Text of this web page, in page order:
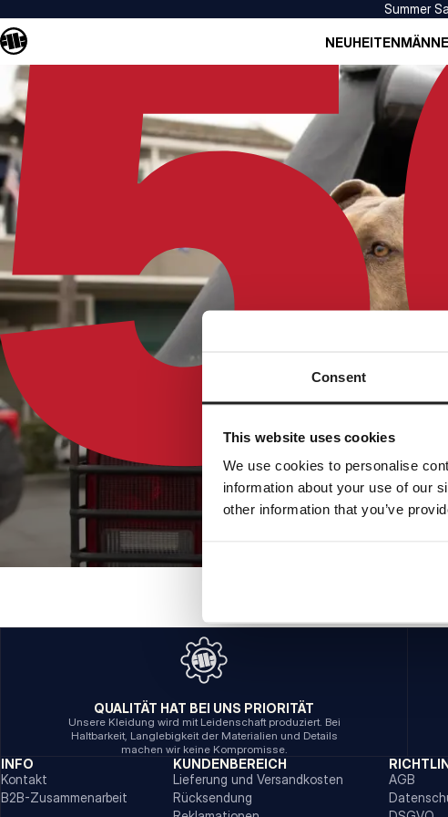
Consent
This website uses cookies
We use cookies to personalise
information about your use of our
other information that you’ve
Summer
NEUHEITEN
QUALITÄT HAT BEI UNS PRIORITÄT
Unsere Kleidung wird mit Leidenschaft produziert. Bei
Haltbarkeit, Langlebigkeit der Materialien und Details
machen wir keine Kompromisse.
INFO
Kontakt
B2B-Zusammenarbeit
KUNDENBEREICH
Lieferung und Versandkosten
Rücksendung
AGB